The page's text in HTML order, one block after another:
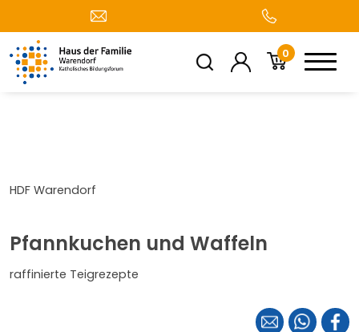
0
HDF Warendorf
Pfannkuchen und Waffeln
raffinierte Teigrezepte